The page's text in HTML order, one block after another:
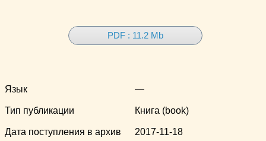
PDF : 11.2 Mb
Язык —
Тип публикации Книга (book)
Дата поступления в архив 2017-11-18